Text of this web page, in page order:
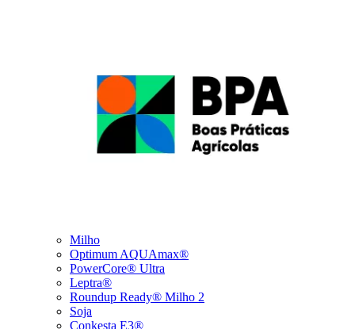
Milho
Optimum AQUAmax®
PowerCore® Ultra
Leptra®
Roundup Ready® Milho 2
Soja
Conkesta E3®